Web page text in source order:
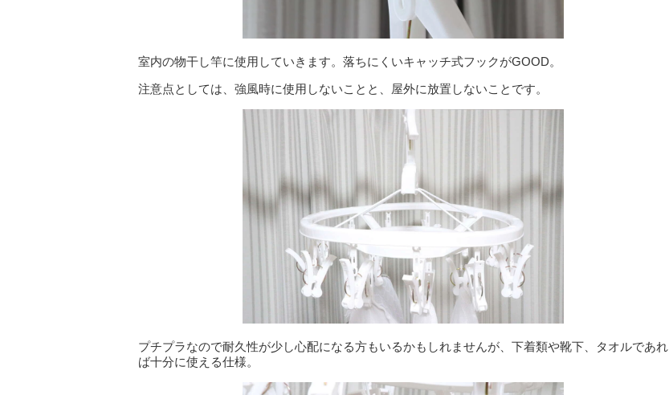
室内の物干し竿に使用していきます。落ちにくいキャッチ式フックがGOOD。
注意点としては、強風時に使用しないことと、屋外に放置しないことです。
プチプラなので耐久性が少し心配になる方もいるかもしれませんが、下着類や靴下、タオルであれ
ば十分に使える仕様。